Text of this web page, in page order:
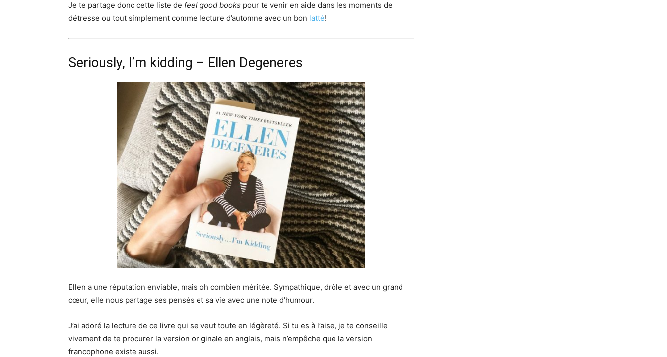
Je te partage donc cette liste de feel good books pour te venir en aide dans les moments de
détresse ou tout simplement comme lecture d’automne avec un bon latté!
Seriously, I’m kidding – Ellen Degeneres
Ellen a une réputation enviable, mais oh combien méritée. Sympathique, drôle et avec un grand
cœur, elle nous partage ses pensés et sa vie avec une note d’humour.
J’ai adoré la lecture de ce livre qui se veut toute en légèreté. Si tu es à l’aise, je te conseille
vivement de te procurer la version originale en anglais, mais n’empêche que la version
francophone existe aussi.